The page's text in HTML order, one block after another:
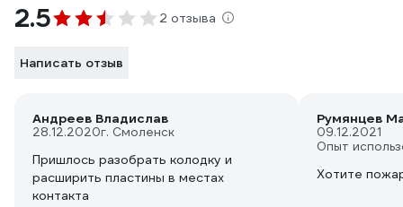
2.5 2 отзыва
Написать отзыв
Андреев Владислав
28.12.2020г. Смоленск
Пришлось разобрать колодку и
расширить пластины в местах
контакта
Румянцев
09.12.2021
Опыт
Хотите